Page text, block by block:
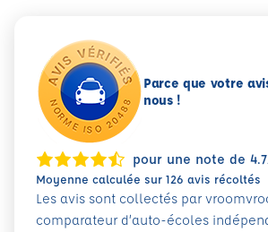
Parce que votre
nous !
pour une note de
Moyenne calculée sur 126 avis récoltés
Les avis sont collectés par
comparateur d’auto-écoles